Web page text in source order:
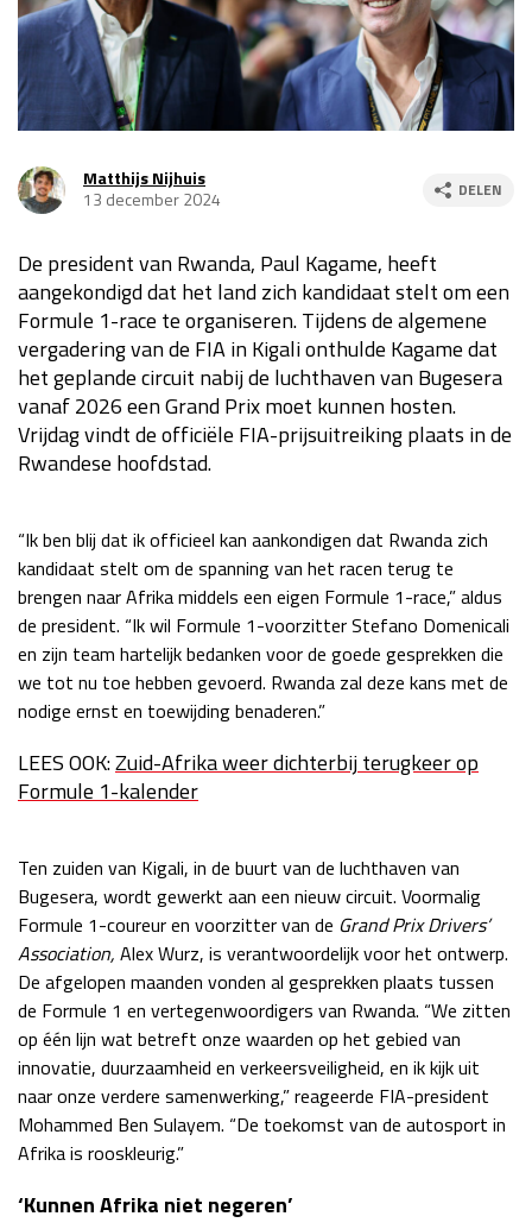
Race
za 13:00 - 15:00
GP VERENIGDE STATEN 2026 23 - 25 okt
Race
zo 21:00 - 23:00
GP MEXICO 2026 30 okt - 01 nov
Kwalificatie
za 22:00 - 23:00
Race
zo 21:00 - 23:00
GP SÃO PAULO 2026 06 - 08 nov
Kwalificatie
za 19:00 - 20:00
Race
zo 18:00 - 20:00
Kwalificatie
za 05:00 - 06:00
Race
zo 05:00 - 07:00
GP QATAR 2026
Kwalificatie
za 19:00 - 20:00
Race
zo 17:00 - 19:00
GP ABU DHABI 2026 04 - 06 dec
Kwalificatie
Matthijs Nijhuis
13 december 2024
DELEN
De president van Rwanda, Paul Kagame, heeft
aangekondigd dat het land zich kandidaat stelt om een
Formule 1-race te organiseren. Tijdens de algemene
vergadering van de FIA in Kigali onthulde Kagame dat
het geplande circuit nabij de luchthaven van Bugesera
vanaf 2026 een Grand Prix moet kunnen hosten.
Vrijdag vindt de officiële FIA-prijsuitreiking plaats in de
Rwandese hoofdstad.
“Ik ben blij dat ik officieel kan aankondigen dat Rwanda zich
kandidaat stelt om de spanning van het racen terug te
brengen naar Afrika middels een eigen Formule 1-race,” aldus
de president. “Ik wil Formule 1-voorzitter Stefano Domenicali
en zijn team hartelijk bedanken voor de goede gesprekken die
we tot nu toe hebben gevoerd. Rwanda zal deze kans met de
nodige ernst en toewijding benaderen.”
LEES OOK:Zuid-Afrika weer dichterbij terugkeer op
Formule 1-kalender
Ten zuiden van Kigali, in de buurt van de luchthaven van
Bugesera, wordt gewerkt aan een nieuw circuit. Voormalig
Formule 1-coureur en voorzitter van de Grand Prix Drivers’
Association, Alex Wurz, is verantwoordelijk voor het ontwerp.
De afgelopen maanden vonden al gesprekken plaats tussen
de Formule 1 en vertegenwoordigers van Rwanda. “We zitten
op één lijn wat betreft onze waarden op het gebied van
innovatie, duurzaamheid en verkeersveiligheid, en ik kijk uit
naar onze verdere samenwerking,” reageerde FIA-president
Mohammed Ben Sulayem. “De toekomst van de autosport in
Afrika is rooskleurig.”
‘Kunnen Afrika niet negeren’